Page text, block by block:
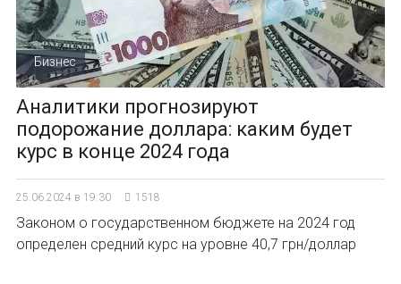
Бизнес
Аналитики прогнозируют
подорожание доллара: каким будет
курс в конце 2024 года
25.06.2024 в 19:30 1518
Законом о государственном бюджете на 2024 год
определен средний курс на уровне 40,7 грн/доллар